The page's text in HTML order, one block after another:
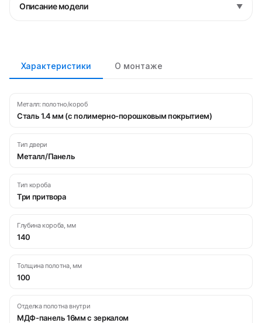
Описание модели ▼
Характеристики О монтаже
Металл: полотно/короб
Сталь 1.4 мм (с полимерно-порошковым покрытием)
Тип двери
Металл/Панель
Тип короба
Три притвора
Глубина короба, мм
140
Толщина полотна, мм
100
Отделка полотна внутри
МДФ-панель 16мм с зеркалом